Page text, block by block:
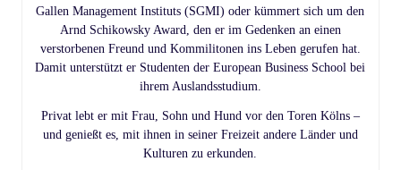
Gallen Management Instituts (SGMI) oder kümmert sich um den
Arnd Schikowsky Award, den er im Gedenken an einen
verstorbenen Freund und Kommilitonen ins Leben gerufen hat.
Damit unterstützt er Studenten der European Business School bei
ihrem Auslandsstudium.
Privat lebt er mit Frau, Sohn und Hund vor den Toren Kölns –
und genießt es, mit ihnen in seiner Freizeit andere Länder und
Kulturen zu erkunden.